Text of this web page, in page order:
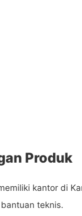
Produk
kantor di
teknis.